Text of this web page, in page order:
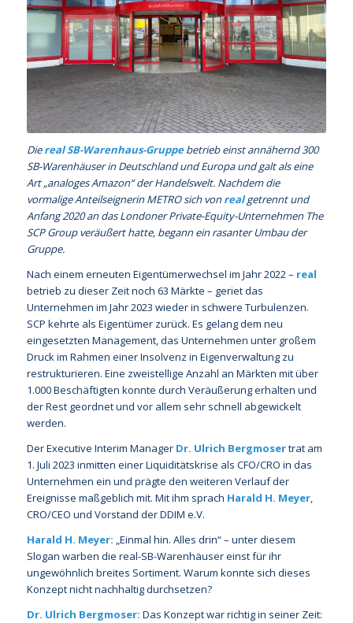
Diereal SB-Warenhaus-Gruppebetrieb einst annähernd 300
SB-Warenhäuser in Deutschland und Europa und galt als eine
Art „analoges Amazon“ der Handelswelt. Nachdem die
vormalige Anteilseignerin METRO sich vonrealgetrennt und
Anfang 2020 an das Londoner Private-Equity-Unternehmen The
SCP Group veräußert hatte, begann ein rasanter Umbau der
Gruppe.
Nach einem erneuten Eigentümerwechsel im Jahr 2022 – real
betrieb zu dieser Zeit noch 63 Märkte – geriet das
Unternehmen im Jahr 2023 wieder in schwere Turbulenzen.
SCP kehrte als Eigentümer zurück. Es gelang dem neu
eingesetzten Management, das Unternehmen unter großem
Druck im Rahmen einer Insolvenz in Eigenverwaltung zu
restrukturieren. Eine zweistellige Anzahl an Märkten mit über
1.000 Beschäftigten konnte durch Veräußerung erhalten und
der Rest geordnet und vor allem sehr schnell abgewickelt
werden.
Der Executive Interim Manager Dr. Ulrich Bergmosertrat am
1. Juli 2023 inmitten einer Liquiditätskrise als CFO/CRO in das
Unternehmen ein und prägte den weiteren Verlauf der
Ereignisse maßgeblich mit. Mit ihm sprach Harald H. Meyer,
CRO/CEO und Vorstand der DDIM e.V.
Harald H. Meyer: „Einmal hin. Alles drin“ – unter diesem
Slogan warben die real-SB-Warenhäuser einst für ihr
ungewöhnlich breites Sortiment. Warum konnte sich dieses
Konzept nicht nachhaltig durchsetzen?
Dr. Ulrich Bergmoser: Das Konzept war richtig in seiner Zeit: